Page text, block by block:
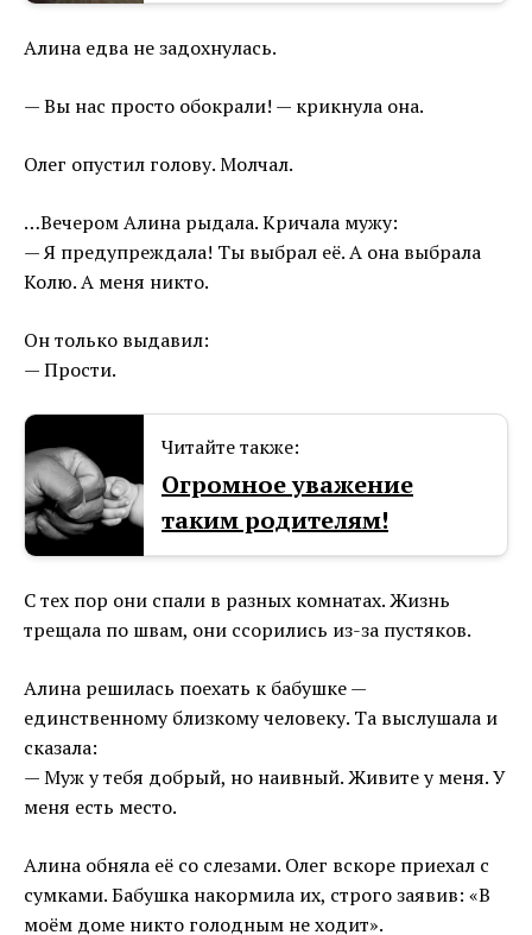
Алина едва не задохнулась.
— Вы нас просто обокрали! — крикнула она.
Олег опустил голову. Молчал.
…Вечером Алина рыдала. Кричала мужу:
— Я предупреждала! Ты выбрал её. А она выбрала
Колю. А меня никто.
Он только выдавил:
— Прости.
Читайте также:
Огромное уважение
таким родителям!
С тех пор они спали в разных комнатах. Жизнь
трещала по швам, они ссорились из-за пустяков.
Алина решилась поехать к бабушке —
единственному близкому человеку. Та выслушала и
сказала:
— Муж у тебя добрый, но наивный. Живите у меня. У
меня есть место.
Алина обняла её со слезами. Олег вскоре приехал с
сумками. Бабушка накормила их, строго заявив: «В
моём доме никто голодным не ходит».